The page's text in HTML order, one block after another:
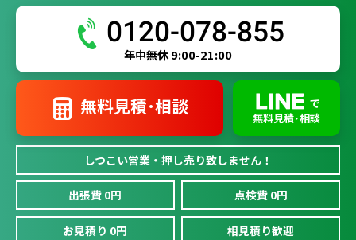
0120-078-855
年中無休 9:00-21:00
無料見積･相談
で
無料見積･相談
しつこい営業・押し売り致しません！
出張費 0円 点検費 0円
お見積り 0円 相見積り歓迎